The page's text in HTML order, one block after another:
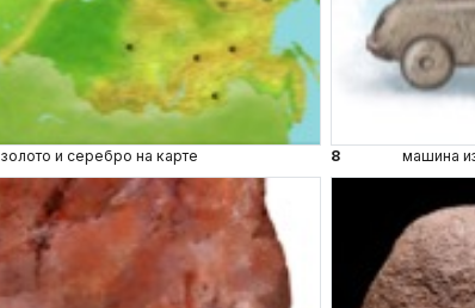
золото и серебро на карте 8 машина